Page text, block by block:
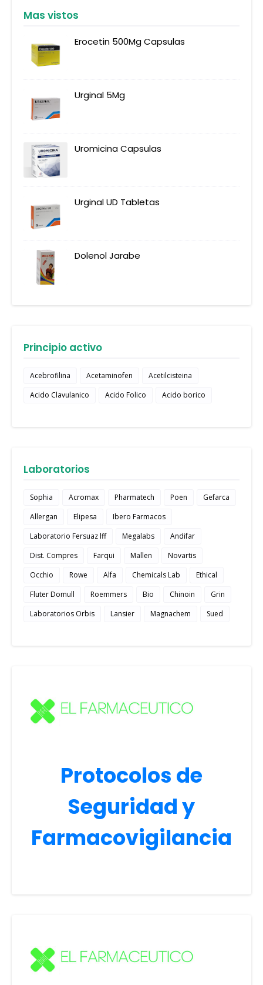
Mas vistos
Erocetin 500Mg Capsulas
Urginal 5Mg
Uromicina Capsulas
Urginal UD Tabletas
Dolenol Jarabe
Principio activo
Acebrofilina Acetaminofen
Acetilcisteina
Acido Clavulanico
Acido Folico Acido borico
Laboratorios
Sophia Acromax Pharmatech Poen
Gefarca
Allergan
Elipesa
Ibero Farmacos
Laboratorio Fersuaz lff
Megalabs
Andifar
Dist. Compres
Farqui Mallen
Novartis
Occhio
Rowe Alfa Chemicals Lab
Ethical
Fluter Domull
Roemmers Bio Chinoin
Grin
Laboratorios Orbis
Lansier Magnachem Sued
Protocolos de
Seguridad y
Farmacovigilancia